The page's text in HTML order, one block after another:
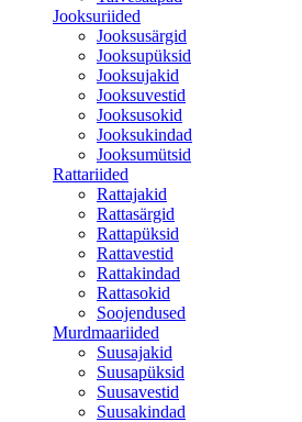
Jooksuriided
Jooksusärgid
Jooksupüksid
Jooksujakid
Jooksuvestid
Jooksusokid
Jooksukindad
Jooksumütsid
Rattariided
Rattajakid
Rattasärgid
Rattapüksid
Rattavestid
Rattakindad
Rattasokid
Soojendused
Murdmaariided
Suusajakid
Suusapüksid
Suusavestid
Suusakindad